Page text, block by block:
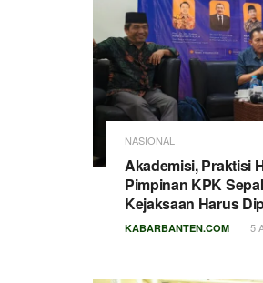
NASIONAL
Akademisi, Praktisi
Pimpinan KPK
Kejaksaan Harus
KABARBANTEN.COM 5